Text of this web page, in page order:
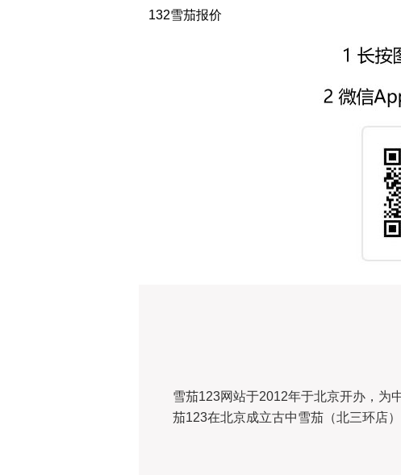
132雪茄报价
雪茄123网站于2012年于北京开办，为
茄123在北京成立古中雪茄（北三环店